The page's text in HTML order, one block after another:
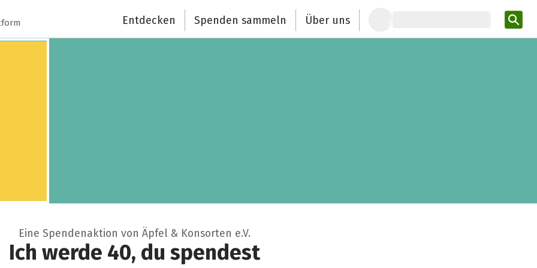
Entdecken Spenden sammeln Über uns
Eine Spendenaktion von Äpfel & Konsorten e.V.
Ich werde 40, du spendest